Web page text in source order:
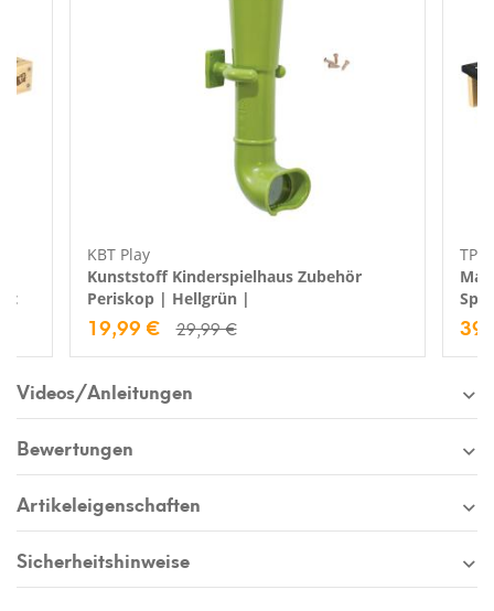
KBT Play
Kunststoff Kinderspielhaus Zubehör
Periskop | Hellgrün |
19,99 € 29,99 €
TP
Videos/Anleitungen
Bewertungen
Artikeleigenschaften
Sicherheitshinweise